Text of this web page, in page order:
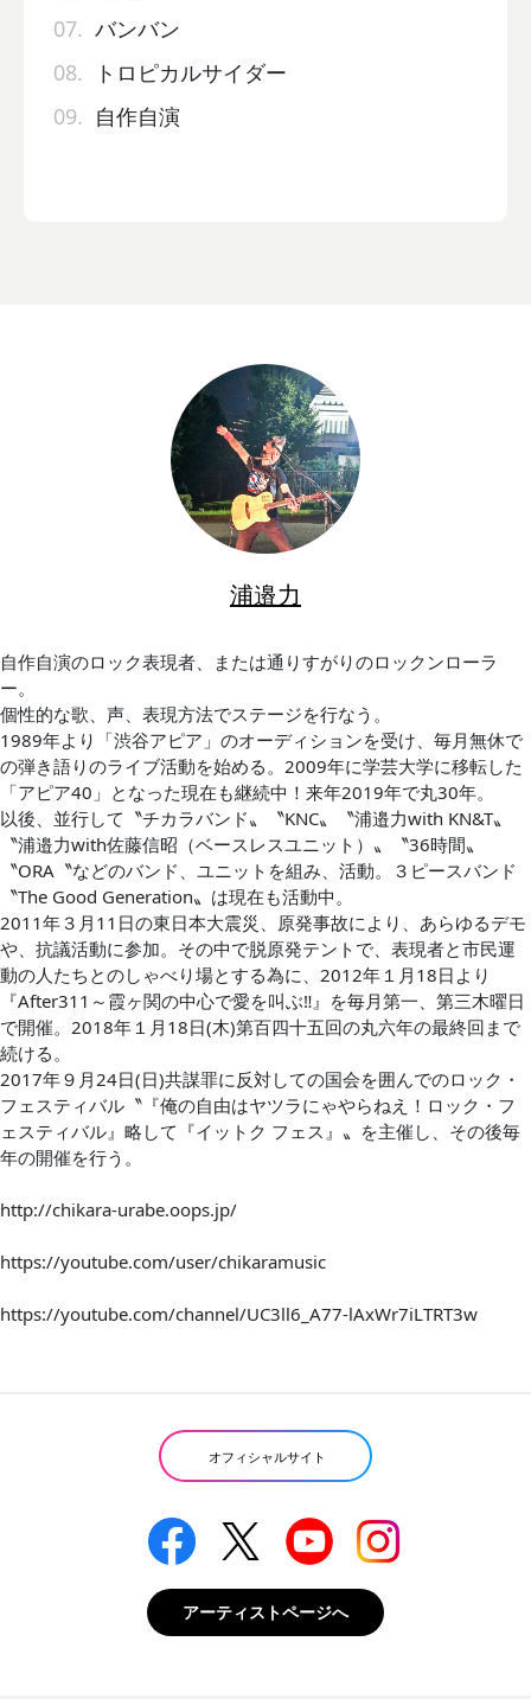
07. バンバン
08. トロピカルサイダー
09. 自作自演
浦邉力
自作自演のロック表現者、または通りすがりのロックンローラ
ー。
個性的な歌、声、表現方法でステージを行なう。
1989年より「渋谷アピア」のオーディションを受け、毎月無休で
の弾き語りのライブ活動を始める。2009年に学芸大学に移転した
「アピア40」となった現在も継続中！来年2019年で丸30年。
以後、並行して〝チカラバンド〟〝KNC〟〝浦邉力with KN&T〟
〝浦邉力with佐藤信昭（ベースレスユニット）〟〝36時間〟
〝ORA〝などのバンド、ユニットを組み、活動。３ピースバンド
〝The Good Generation〟は現在も活動中。
2011年３月11日の東日本大震災、原発事故により、あらゆるデモ
や、抗議活動に参加。その中で脱原発テントで、表現者と市民運
動の人たちとのしゃべり場とする為に、2012年１月18日より
『After311～霞ヶ関の中心で愛を叫ぶ‼』を毎月第一、第三木曜日
で開催。2018年１月18日(木)第百四十五回の丸六年の最終回まで
続ける。
2017年９月24日(日)共謀罪に反対しての国会を囲んでのロック・
フェスティバル〝『俺の自由はヤツラにゃやらねえ！ロック・フ
ェスティバル』略して『イットク フェス』〟を主催し、その後毎
年の開催を行う。
http://chikara-urabe.oops.jp/
https://youtube.com/user/chikaramusic
https://youtube.com/channel/UC3ll6_A77-lAxWr7iLTRT3w
オフィシャルサイト
アーティストページへ